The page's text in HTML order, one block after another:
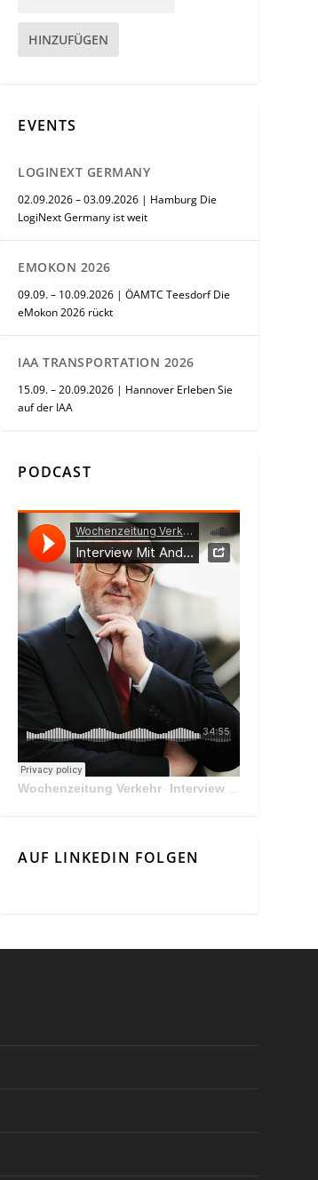
HINZUFÜGEN
EVENTS
LOGINEXT GERMANY
02.09.2026 – 03.09.2026 | Hamburg Die
LogiNext Germany ist weit
EMOKON 2026
09.09. – 10.09.2026 | ÖAMTC Teesdorf Die
eMokon 2026 rückt
IAA TRANSPORTATION 2026
15.09. – 20.09.2026 | Hannover Erleben Sie
auf der IAA
PODCAST
Wochenzeitung Verkehr · Interview Mit Andreas Matthä, CEO der ÖBB Holding
AUF LINKEDIN FOLGEN